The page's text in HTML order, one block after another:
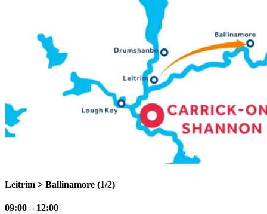
Leitrim > Ballinamore (1/2)
09:00 – 12:00